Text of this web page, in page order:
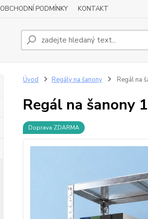
OBCHODNÍ PODMÍNKY KONTAKT
Úvod Regály na šanony Regál na
Regál na šanony
Doprava ZDARMA